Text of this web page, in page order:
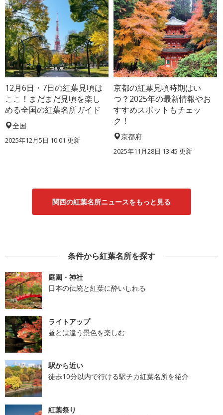
12月6日・7日の紅葉見頃は
ここ！まだまだ見頃を楽し
める全国の紅葉名所ガイド
全国
2025年12月5日 10:01 更新
京都の紅葉見頃時期はい
つ？2025年の最新情報やお
すすめスポットもチェッ
ク！
京都府
2025年11月28日 13:45 更新
関西の紅葉名所ニュースをもっと見る
条件から紅葉名所を探す
庭園・神社
日本の伝統と紅葉に酔いしれる
ライトアップ
昼とは違う景色を楽しむ
駅から近い
徒歩10分以内で行ける駅チカ紅葉名所を紹介
紅葉祭り